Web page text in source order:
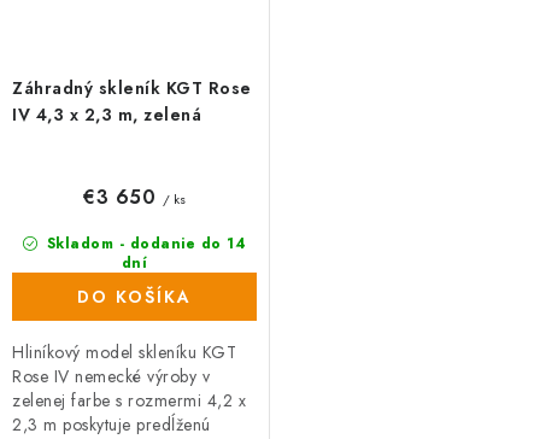
Záhradný skleník KGT Rose
IV 4,3 x 2,3 m, zelená
Skladom - dodanie do 14
dní
€3 650 / ks
DO KOŠÍKA
Hliníkový model skleníku KGT
Rose IV nemecké výroby v
zelenej farbe s rozmermi 4,2 x
2,3 m poskytuje predĺženú